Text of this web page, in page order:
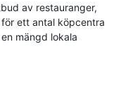
av restauranger,
ett antal köpcentra
mängd lokala